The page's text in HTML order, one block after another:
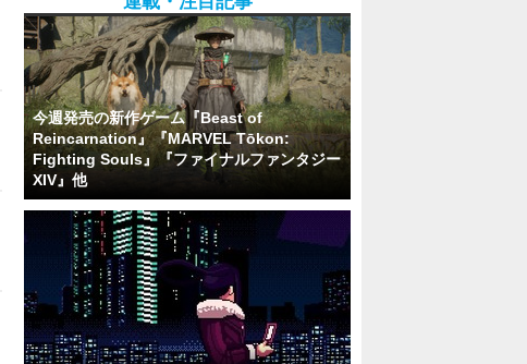
今週発売の新作ゲーム『Beast of
Reincarnation』『MARVEL Tōkon:
Fighting Souls』『ファイナルファンタジー
XIV』他